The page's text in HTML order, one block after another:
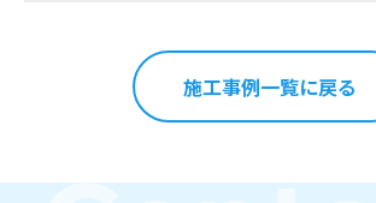
施工事例一覧に戻る